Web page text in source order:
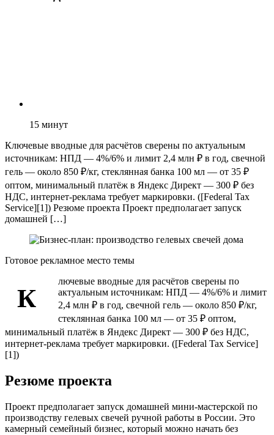
15 минут
Ключевые вводные для расчётов сверены по актуальным
источникам: НПД — 4%/6% и лимит 2,4 млн ₽ в год, свечной
гель — около 850 ₽/кг, стеклянная банка 100 мл — от 35 ₽
оптом, минимальный платёж в Яндекс Директ — 300 ₽ без
НДС, интернет-реклама требует маркировки. ([Federal Tax
Service][1]) Резюме проекта Проект предполагает запуск
домашней […]
Готовое рекламное место темы
К
лючевые вводные для расчётов сверены по
актуальным источникам: НПД — 4%/6% и лимит
2,4 млн ₽ в год, свечной гель — около 850 ₽/кг,
стеклянная банка 100 мл — от 35 ₽ оптом,
минимальный платёж в Яндекс Директ — 300 ₽ без НДС,
интернет-реклама требует маркировки. ([Federal Tax Service]
[1])
Резюме проекта
Проект предполагает запуск домашней мини-мастерской по
производству гелевых свечей ручной работы в России. Это
камерный семейный бизнес, который можно начать без